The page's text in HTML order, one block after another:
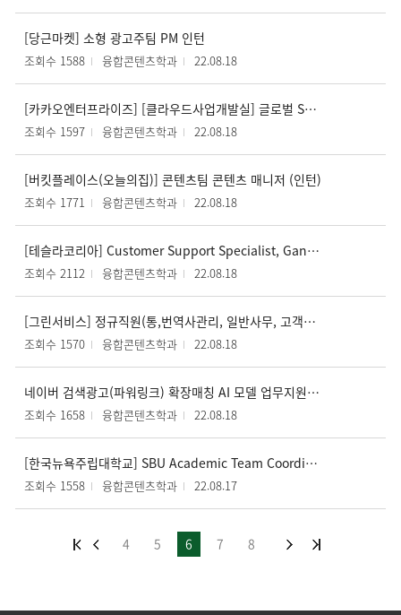
[당근마켓] 소형 광고주팀 PM 인턴
조회수 1588 융합콘텐츠학과 22.08.18
[카카오엔터프라이즈] [클라우드사업개발실] 글로벌 SaaS 서비스 사업화 준비 인턴 영입
조회수 1597 융합콘텐츠학과 22.08.18
[버킷플레이스(오늘의집)] 콘텐츠팀 콘텐츠 매니저 (인턴)
조회수 1771 융합콘텐츠학과 22.08.18
[테슬라코리아] Customer Support Specialist, Gangseo, Seoul, Korea
조회수 2112 융합콘텐츠학과 22.08.18
[그린서비스] 정규직원(통,번역사관리, 일반사무, 고객관리 업무)
조회수 1570 융합콘텐츠학과 22.08.18
네이버 검색광고(파워링크) 확장매칭 AI 모델 업무지원 아르바이트 모집
조회수 1658 융합콘텐츠학과 22.08.18
[한국뉴욕주립대학교] SBU Academic Team Coordinator for Faculty of Sciences and Humanities and Library Coordinator
조회수 1558 융합콘텐츠학과 22.08.17
4 5 6 7 8